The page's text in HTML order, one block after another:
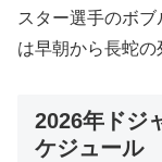
スター選手のボ
は早朝から長蛇の
2026年ドジ
ケジュール